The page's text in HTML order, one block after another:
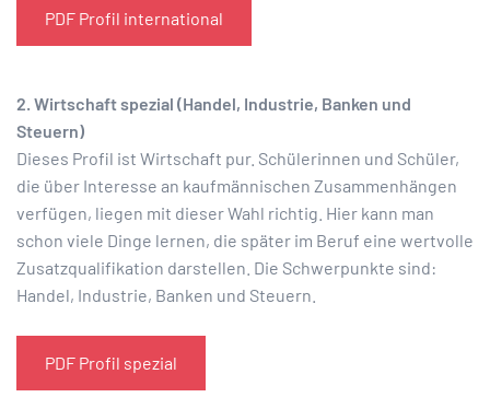
PDF Profil international
2. Wirtschaft spezial (Handel, Industrie, Banken und
Steuern)
Dieses Profil ist Wirtschaft pur. Schülerinnen und Schüler,
die über Interesse an kaufmännischen Zusammenhängen
verfügen, liegen mit dieser Wahl richtig. Hier kann man
schon viele Dinge lernen, die später im Beruf eine wertvolle
Zusatzqualifikation darstellen. Die Schwerpunkte sind:
Handel, Industrie, Banken und Steuern.
PDF Profil spezial